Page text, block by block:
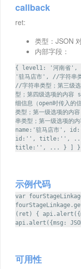
callback
ret:
类型：JSON
内部字段：
{ level1: '河南省', //
'驻马店市', //字符串
//字符串类型；第三
型；第四级选项的内
细信息（open时传
类型；第一级选项的
串类型；第一级选项
name:'驻马店市
id:'', title:'', ...
title:'', ... } ] }
示例代码
var
(ret) {
api.alert({msg:
可用性